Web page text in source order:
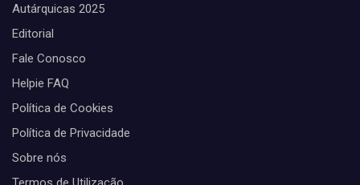
Autárquicas 2025
Editorial
Fale Conosco
Helpie FAQ
Política de Cookies
Política de Privacidade
Sobre nós